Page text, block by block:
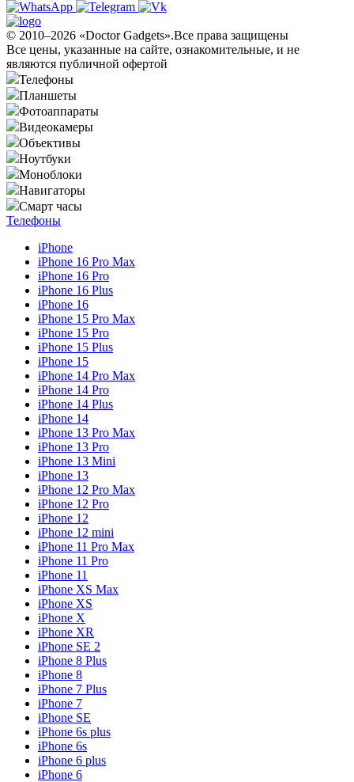
© 2010–2026 «Doctor Gadgets».Все права защищены
Все цены, указанные на сайте, ознакомительные, и не
являются публичной офертой
Телефоны
Планшеты
Фотоаппараты
Видеокамеры
Объективы
Ноутбуки
Моноблоки
Навигаторы
Смарт часы
Телефоны
iPhone
iPhone 16 Pro Max
iPhone 16 Pro
iPhone 16 Plus
iPhone 16
iPhone 15 Pro Max
iPhone 15 Pro
iPhone 15 Plus
iPhone 15
iPhone 14 Pro Max
iPhone 14 Pro
iPhone 14 Plus
iPhone 14
iPhone 13 Pro Max
iPhone 13 Pro
iPhone 13 Mini
iPhone 13
iPhone 12 Pro Max
iPhone 12 Pro
iPhone 12
iPhone 12 mini
iPhone 11 Pro Max
iPhone 11 Pro
iPhone 11
iPhone XS Max
iPhone XS
iPhone X
iPhone XR
iPhone SE 2
iPhone 8 Plus
iPhone 8
iPhone 7 Plus
iPhone 7
iPhone SE
iPhone 6s plus
iPhone 6s
iPhone 6 plus
iPhone 6